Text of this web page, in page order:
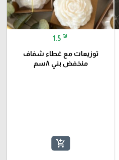
1.5 ₪
توزيعات مع غطاء شفاف
منخفض بني ٨سم
add_shopping_cart